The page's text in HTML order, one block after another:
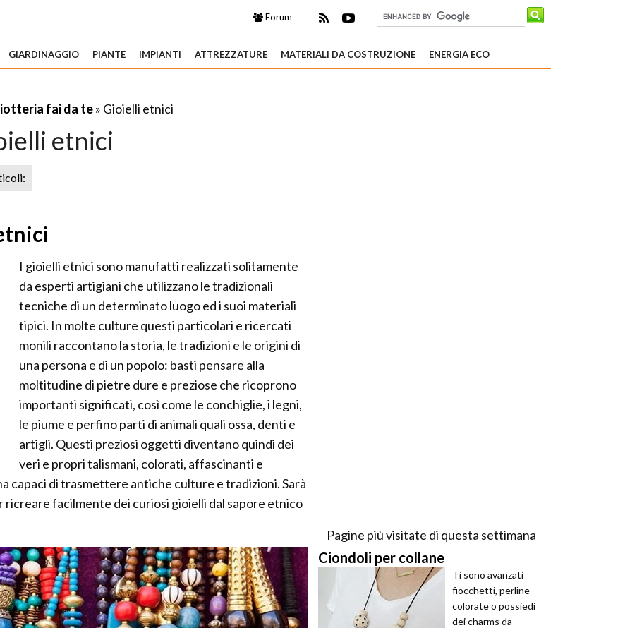
Forum
GIARDINAGGIO PIANTE IMPIANTI ATTREZZATURE MATERIALI DA COSTRUZIONE ENERGIA ECO
fai da te» Gioielli etnici
etnici
I gioielli etnici sono manufatti realizzati solitamente
da esperti artigiani che utilizzano le tradizionali
tecniche di un determinato luogo ed i suoi materiali
tipici. In molte culture questi particolari e ricercati
monili raccontano la storia, le tradizioni e le origini di
una persona e di un popolo: basti pensare alla
moltitudine di pietre dure e preziose che ricoprono
importanti significati, così come le conchiglie, i legni,
le piume e perfino parti di animali quali ossa, denti e
artigli. Questi preziosi oggetti diventano quindi dei
veri e propri talismani, colorati, affascinanti e
capaci di trasmettere antiche culture e tradizioni. Sarà
facilmente dei curiosi gioielli dal sapore etnico
Pagine più visitate di questa settimana
Ciondoli per collane
Ti sono avanzati
fiocchetti, perline
colorate o possiedi
dei charms da